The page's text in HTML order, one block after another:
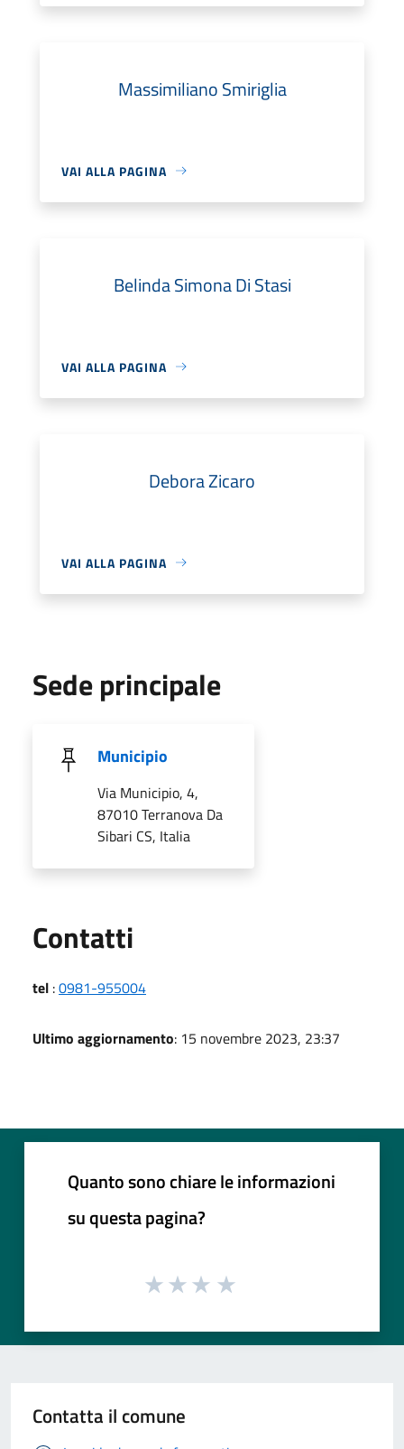
Massimiliano Smiriglia
VAI ALLA PAGINA
Belinda Simona Di Stasi
VAI ALLA PAGINA
Debora Zicaro
VAI ALLA PAGINA
Sede principale
Municipio
Via Municipio, 4,
87010 Terranova Da
Sibari CS, Italia
Contatti
tel :0981-955004
Ultimo aggiornamento: 15 novembre 2023, 23:37
Quanto sono chiare le informazioni
su questa pagina?
Contatta il comune